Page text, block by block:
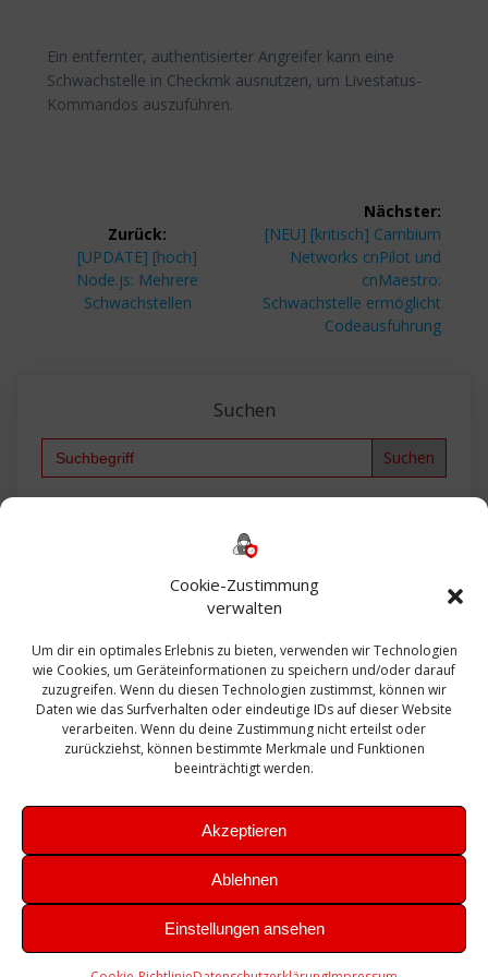
Cookie-Zustimmung
verwalten
Um dir ein optimales Erlebnis zu bieten, verwenden wir Technologien
wie Cookies, um Geräteinformationen zu speichern und/oder darauf
zuzugreifen. Wenn du diesen Technologien zustimmst, können wir
Daten wie das Surfverhalten oder eindeutige IDs auf dieser Website
verarbeiten. Wenn du deine Zustimmung nicht erteilst oder
zurückziehst, können bestimmte Merkmale und Funktionen
beeinträchtigt werden.
Akzeptieren
Ablehnen
Einstellungen ansehen
Ein entfernter, authentisierter Angreifer kann eine
Schwachstelle in Checkmk ausnutzen, um Livestatus-
Kommandos auszuführen.
Zurück:
Vorheriger
Beitrag:
[UPDATE] [hoch]
Node.js: Mehrere
Schwachstellen
Nächster:
Nächster
Beitrag:
[NEU] [kritisch] Cambium
Networks cnPilot und
cnMaestro:
Schwachstelle ermöglicht
Codeausführung
Suchen
Search
Bautagebuch
Exchange firewall Fritzbox
Microsoft
Sanierung SBS Security Server Sicherheit
Sicherung SIEM Sophos SSL Ubuntu
Update Upgrade UTM VCenter VCSA Veeam
VMWare VPN WAZUH Windows
Zertifikat
Theme